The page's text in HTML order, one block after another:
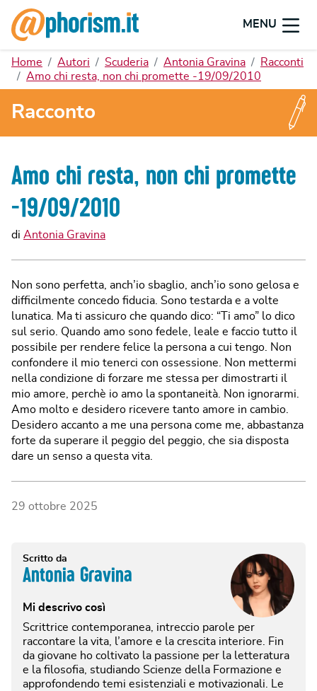
MENU
Home Autori Scuderia Antonia Gravina
Racconti
Amo chi resta, non chi promette -19/09/2010
Racconto
Amo chi resta, non chi promette
-19/09/2010
di Antonia Gravina
Non sono perfetta, anch’io sbaglio, anch’io sono gelosa e
difficilmente concedo fiducia. Sono testarda e a volte
lunatica. Ma ti assicuro che quando dico: “Ti amo” lo dico
sul serio. Quando amo sono fedele, leale e faccio tutto il
possibile per rendere felice la persona a cui tengo. Non
confondere il mio tenerci con ossessione. Non mettermi
nella condizione di forzare me stessa per dimostrarti il
mio amore, perchè io amo la spontaneità. Non ignorarmi.
Amo molto e desidero ricevere tanto amore in cambio.
Desidero accanto a me una persona come me, abbastanza
forte da superare il peggio del peggio, che sia disposta
dare un senso a questa vita.
29 ottobre 2025
Scritto da
Antonia Gravina
Mi descrivo così
Scrittrice contemporanea, intreccio parole per
raccontare la vita, l’amore e la crescita interiore. Fin
da giovane ho coltivato la passione per la letteratura
e la filosofia, studiando Scienze della Formazione e
approfondendo temi esistenziali e motivazionali. Le